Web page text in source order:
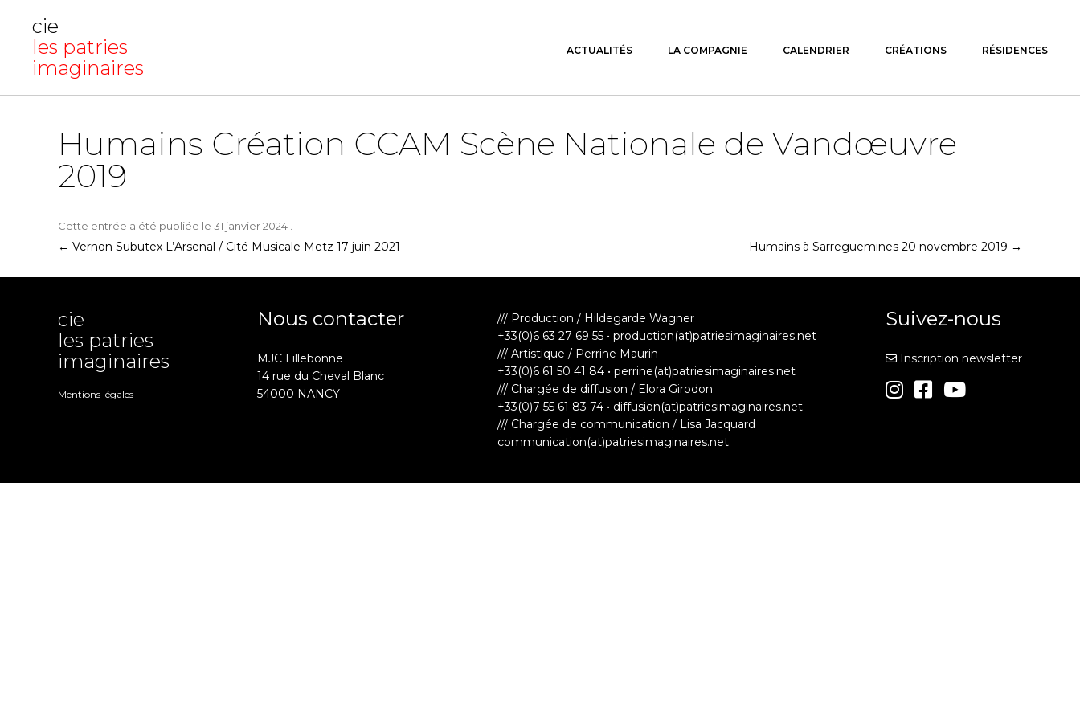
cie
les patries
imaginaires
ACTUALITÉS LA COMPAGNIE CALENDRIER CRÉATIONS RÉSIDENCES
Humains Création CCAM Scène Nationale de Vandœuvre
2019
Cette entrée a été publiée le 31 janvier 2024
Navigation
des
← Vernon Subutex L’Arsenal / Cité Musicale Metz 17 juin 2021 Humains à Sarreguemines 20 novembre 2019 →
cie
les patries
imaginaires
Mentions légales
Nous contacter
MJC Lillebonne
14 rue du Cheval Blanc
54000 NANCY
/// Production / Hildegarde Wagner
+33(0)6 63 27 69 55 • production(at)patriesimaginaires.net
/// Artistique / Perrine Maurin
+33(0)6 61 50 41 84 • perrine(at)patriesimaginaires.net
/// Chargée de diffusion / Elora Girodon
+33(0)7 55 61 83 74 • diffusion(at)patriesimaginaires.net
/// Chargée de communication / Lisa Jacquard
communication(at)patriesimaginaires.net
Suivez-nous
Inscription newsletter